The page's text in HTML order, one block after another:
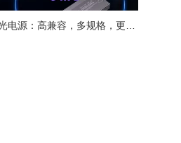
圣昌五合一调光电源：高兼容，多规格，更灵活